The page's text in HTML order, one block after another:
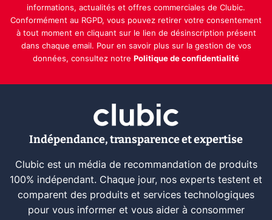
informations, actualités et offres commerciales de Clubic.
Conformément au RGPD, vous pouvez retirer votre consentement
à tout moment en cliquant sur le lien de désinscription présent
dans chaque email. Pour en savoir plus sur la gestion de vos
données, consultez notre Politique de confidentialité
Indépendance, transparence et expertise
Clubic est un média de recommandation de produits
100% indépendant. Chaque jour, nos experts testent et
comparent des produits et services technologiques
pour vous informer et vous aider à consommer